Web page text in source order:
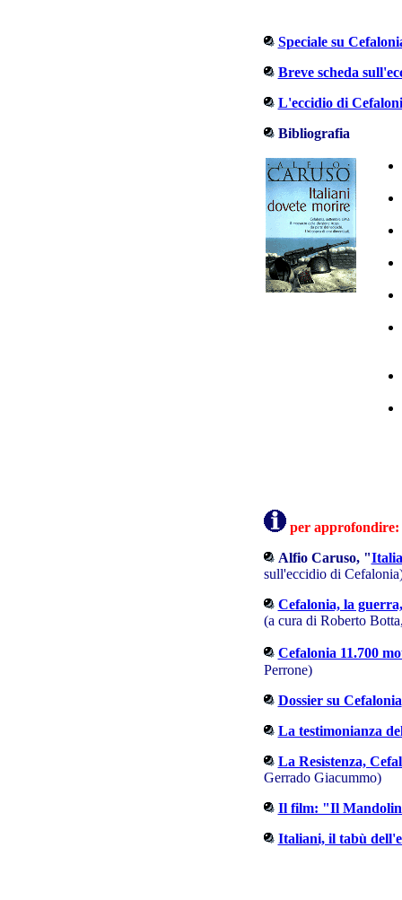
Speciale su
Breve scheda
L'eccidio di
Bibliografia
per approfondire:
Alfio Caruso, "
sull'eccidio di
Cefalonia, la
(a cura di Roberto
Cefalonia 11.700
Perrone)
Dossier su Cefalonia
La testimonianza
La Resistenza,
Gerrado Giacummo)
Il film: "Il
Italiani, il tabù